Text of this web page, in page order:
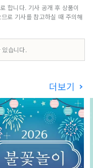
서 많은 사람이 방문하
「도요타 오이덴 축제
과 매력적인 관광 명
번 방문해 주었으면 하
원을 “연마”, 관광으로
있도록 활동하고 있습니
합니다. 기사 공개 후 상품이
로 기사를 참고하실 때 주의해
습니다.
더보기